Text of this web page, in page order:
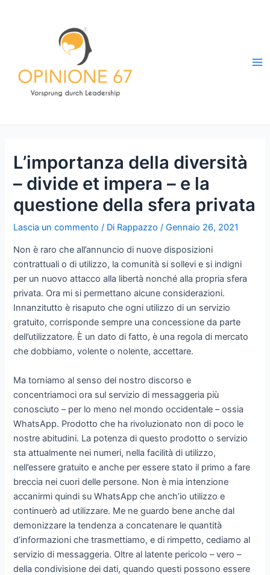
L’importanza della diversità
– divide et impera – e la
questione della sfera privata
Lascia un commento / Di Rappazzo/Gennaio 26, 2021
Non è raro che all’annuncio di nuove disposizioni
contrattuali o di utilizzo, la comunità si sollevi e si indigni
per un nuovo attacco alla libertà nonché alla propria sfera
privata. Ora mi si permettano alcune considerazioni.
Innanzitutto è risaputo che ogni utilizzo di un servizio
gratuito, corrisponde sempre una concessione da parte
dell’utilizzatore. È un dato di fatto, è una regola di mercato
che dobbiamo, volente o nolente, accettare.
Ma torniamo al senso del nostro discorso e
concentriamoci ora sul servizio di messaggeria più
conosciuto – per lo meno nel mondo occidentale – ossia
WhatsApp. Prodotto che ha rivoluzionato non di poco le
nostre abitudini. La potenza di questo prodotto o servizio
sta attualmente nei numeri, nella facilità di utilizzo,
nell’essere gratuito e anche per essere stato il primo a fare
breccia nei cuori delle persone. Non è mia intenzione
accanirmi quindi su WhatsApp che anch’io utilizzo e
continuerò ad utilizzare. Me ne guardo bene anche dal
demonizzare la tendenza a concatenare le quantità
d’informazioni che trasmettiamo, e di rimpetto, cediamo al
servizio di messaggeria. Oltre al latente pericolo – vero –
della condivisione dei dati, quando questi possono essere